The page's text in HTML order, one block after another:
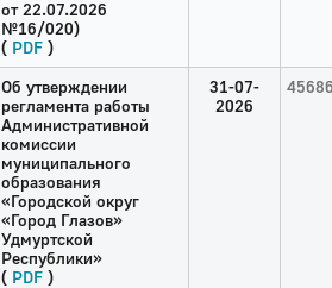
от 22.07.2026
№16/020)
( PDF )
Об утверждении
регламента работы
Административной
комиссии
муниципального
образования
«Городской округ
«Город Глазов»
Удмуртской
Республики»
( PDF )
31-07-
2026